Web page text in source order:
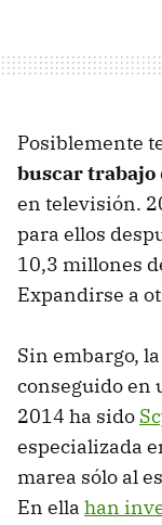
Posiblemente
buscar trabajo
en televisión.
para ellos
10,3 millones
Expandirse a
Sin embargo,
conseguido en
2014 ha sido
especializada
marea sólo al
En ella han